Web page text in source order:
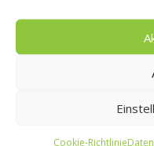
Cookie-Richtlinie
Kategorie Weinkultur:
Weingut Eva Fricke –
Frenzel